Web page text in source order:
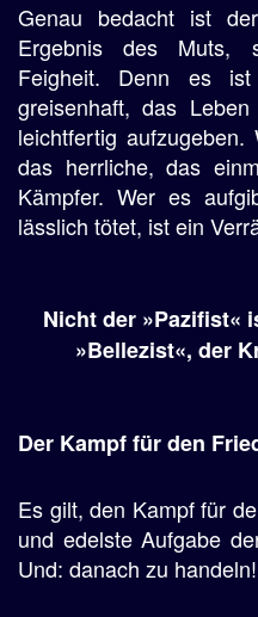
Genau bedacht ist
Ergebnis des Muts,
Feigheit. Denn es
greisenhaft, das
leichtfertig
das herrliche, das
Kämpfer. Wer es
lässlich tötet, ist ein
Nicht der »Pazifist«
»Bellezist«, der
Der Kampf für den
Es gilt, den Kampf für
und edelste Aufgabe
Und: danach zu handeln!